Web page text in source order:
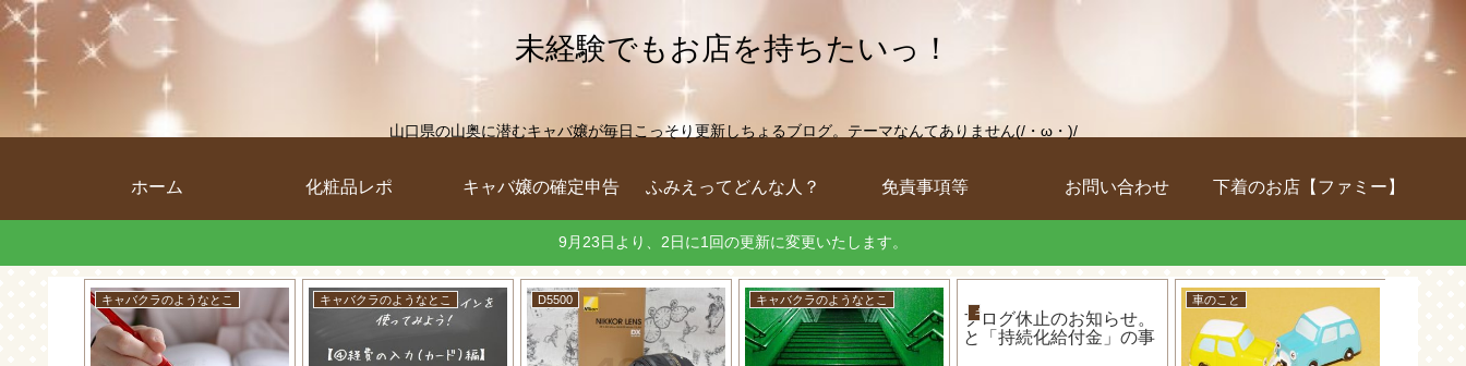
未経験でもお店を持ちたいっ！
山口県の山奥に潜むキャバ嬢が毎日こっそり更新しちょるブログ。テーマなんてありません(/・ω・)/
ホーム 化粧品レポ キャバ嬢の確定申告 ふみえってどんな人？ 免責事項等 お問い合わせ 下着のお店【ファミー】
9月23日より、2日に1回の更新に変更いたします。
キャバクラのようなとこ D5500 車のこと キャバクラのようなとこ キャバクラのようなとこ